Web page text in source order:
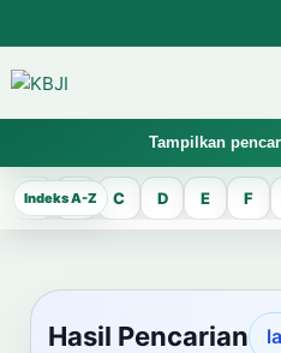
Tampilkan
KBJI WORKSPACE
Hasil
Temukan lema Jawa dan
mengelola data Kamus Bahasa
A B C D E F
Hasil Pencarian